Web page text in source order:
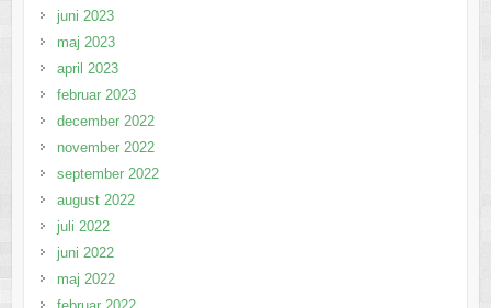
juni 2023
maj 2023
april 2023
februar 2023
december 2022
november 2022
september 2022
august 2022
juli 2022
juni 2022
maj 2022